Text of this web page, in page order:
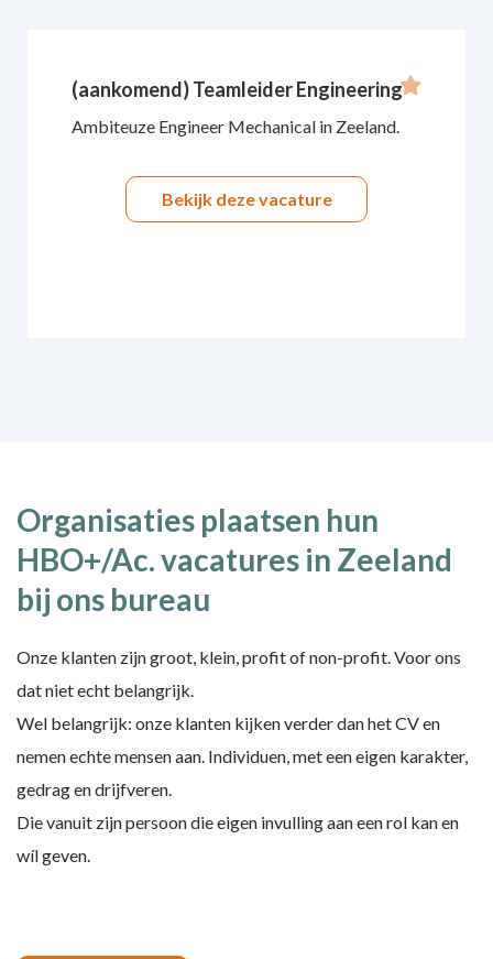
(aankomend) Teamleider Engineering
Ambiteuze Engineer Mechanical in Zeeland.
Bekijk deze vacature
Organisaties plaatsen hun
HBO+/Ac. vacatures in Zeeland
bij ons bureau
Onze klanten zijn groot, klein, profit of non-profit. Voor ons
dat niet echt belangrijk.
Wel belangrijk: onze klanten kijken verder dan het CV en
nemen echte mensen aan. Individuen, met een eigen karakter,
gedrag en drijfveren.
Die vanuit zijn persoon die eigen invulling aan een rol kan en
wíl geven.